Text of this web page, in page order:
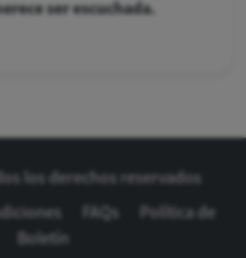
ser escuchada.
los derechos reservados
FAQs
Política de
Boletín